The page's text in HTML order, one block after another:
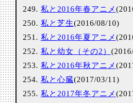
私と2016年春アニメ
私と芝生(2016/08/10)
私と2016年夏アニメ
私と幼女（その2）
私と2016年秋アニメ
私と心臓(2017/03/11)
私と2017年冬アニメ